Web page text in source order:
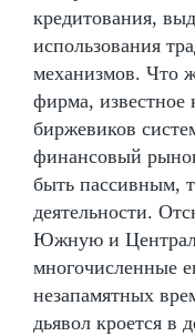
кредитования,
использования
механизмов. Что
фирма, известное
биржевиков
финансовый
быть пассивным,
деятельности.
Южную и
многочисленные
незапамятных
дьявол кроется в